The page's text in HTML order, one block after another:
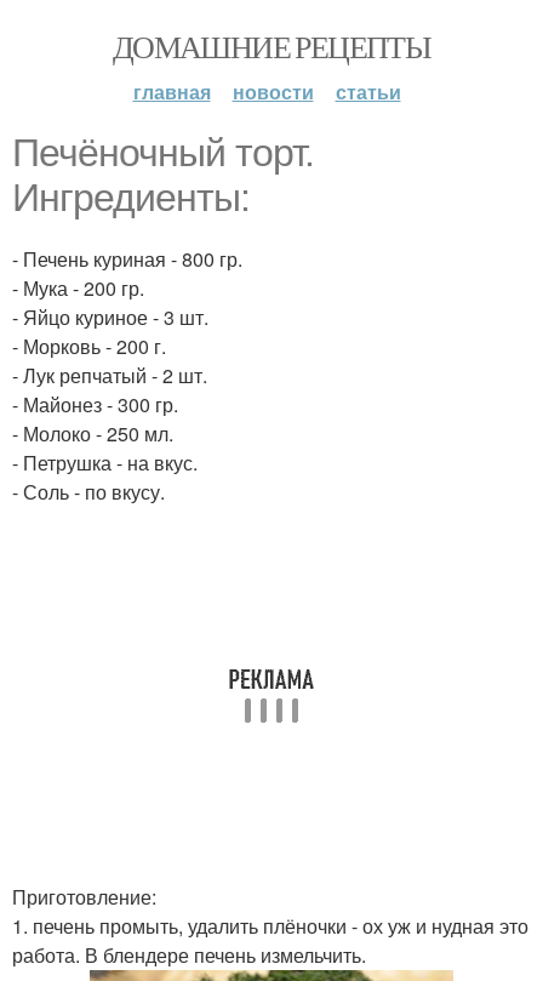
ДОМАШНИЕ РЕЦЕПТЫ
главная новости статьи
Печёночный торт.
Ингредиенты:
- Печень куриная - 800 гр.
- Мука - 200 гр.
- Яйцо куриное - 3 шт.
- Морковь - 200 г.
- Лук репчатый - 2 шт.
- Майонез - 300 гр.
- Молоко - 250 мл.
- Петрушка - на вкус.
- Соль - по вкусу.
Приготовление:
1. печень промыть, удалить плёночки - ох уж и нудная это
работа. В блендере печень измельчить.